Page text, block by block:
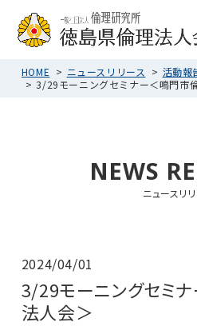
HOME ニュースリリース
活動報
3/29モーニングセミナー＜鳴門市
NEWS
ニュースリ
2024/04/01
3/29モーニングセミ
法人会＞